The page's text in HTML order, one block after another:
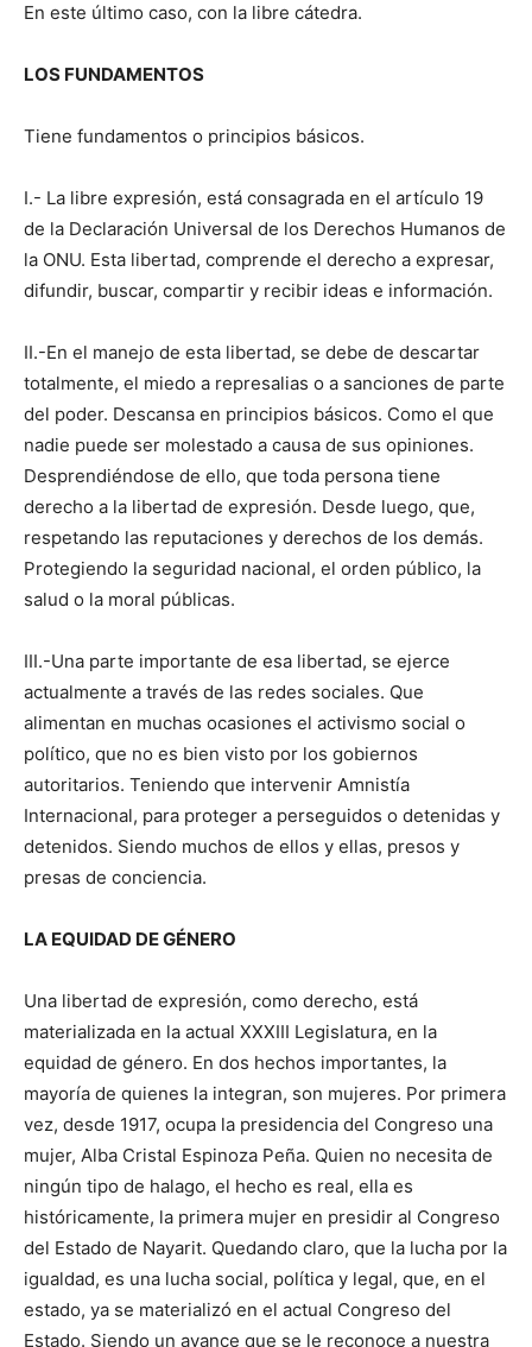
En este último caso, con la libre cátedra.
LOS FUNDAMENTOS
Tiene fundamentos o principios básicos.
I.- La libre expresión, está consagrada en el artículo 19
de la Declaración Universal de los Derechos Humanos de
la ONU. Esta libertad, comprende el derecho a expresar,
difundir, buscar, compartir y recibir ideas e información.
II.-En el manejo de esta libertad, se debe de descartar
totalmente, el miedo a represalias o a sanciones de parte
del poder. Descansa en principios básicos. Como el que
nadie puede ser molestado a causa de sus opiniones.
Desprendiéndose de ello, que toda persona tiene
derecho a la libertad de expresión. Desde luego, que,
respetando las reputaciones y derechos de los demás.
Protegiendo la seguridad nacional, el orden público, la
salud o la moral públicas.
III.-Una parte importante de esa libertad, se ejerce
actualmente a través de las redes sociales. Que
alimentan en muchas ocasiones el activismo social o
político, que no es bien visto por los gobiernos
autoritarios. Teniendo que intervenir Amnistía
Internacional, para proteger a perseguidos o detenidas y
detenidos. Siendo muchos de ellos y ellas, presos y
presas de conciencia.
LA EQUIDAD DE GÉNERO
Una libertad de expresión, como derecho, está
materializada en la actual XXXIII Legislatura, en la
equidad de género. En dos hechos importantes, la
mayoría de quienes la integran, son mujeres. Por primera
vez, desde 1917, ocupa la presidencia del Congreso una
mujer, Alba Cristal Espinoza Peña. Quien no necesita de
ningún tipo de halago, el hecho es real, ella es
históricamente, la primera mujer en presidir al Congreso
del Estado de Nayarit. Quedando claro, que la lucha por la
igualdad, es una lucha social, política y legal, que, en el
estado, ya se materializó en el actual Congreso del
Estado. Siendo un avance que se le reconoce a nuestra